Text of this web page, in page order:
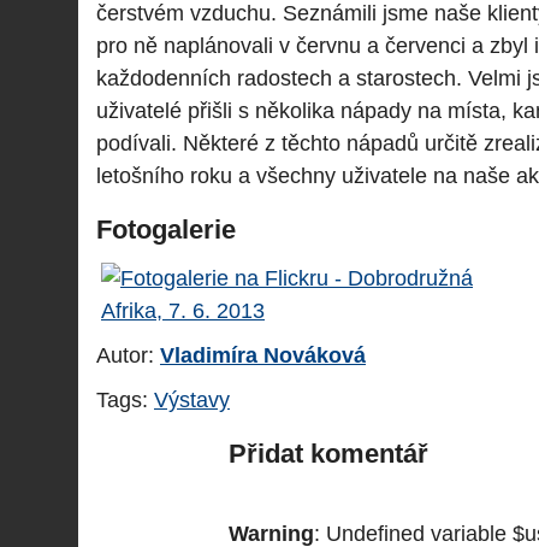
čerstvém vzduchu. Seznámili jsme naše
pro ně naplánovali v červnu a červenci a
každodenních radostech a starostech. Velmi
uživatelé přišli s několika nápady na místa,
podívali. Některé z těchto nápadů určitě
letošního roku a všechny uživatele na naše
Fotogalerie
Autor: Vladimíra Nováková
Tags: Výstavy
Přidat komentář
Warning: Undefined variable